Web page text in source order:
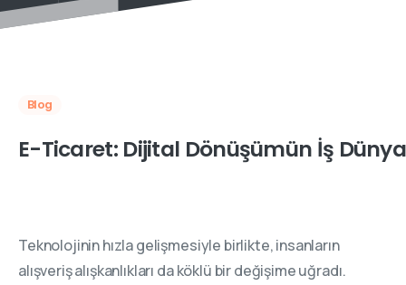
Blog
E-Ticaret: Dijital Dönüşümün İş
Teknolojinin hızla gelişmesiyle birlikte, insanların
alışveriş alışkanlıkları da köklü bir değişime uğradı.